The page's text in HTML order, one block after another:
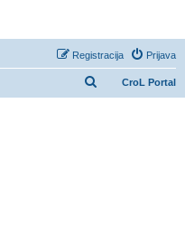
Prijava
Registracija
CroL Portal